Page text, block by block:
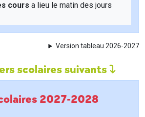
cours a lieu le matin des jours
Version tableau 2026-2027
scolaires suivants
2027-2028